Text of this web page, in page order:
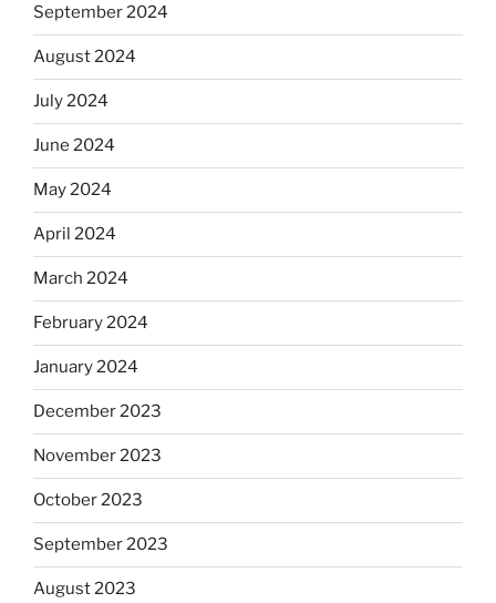
September 2024
August 2024
July 2024
June 2024
May 2024
April 2024
March 2024
February 2024
January 2024
December 2023
November 2023
October 2023
September 2023
August 2023